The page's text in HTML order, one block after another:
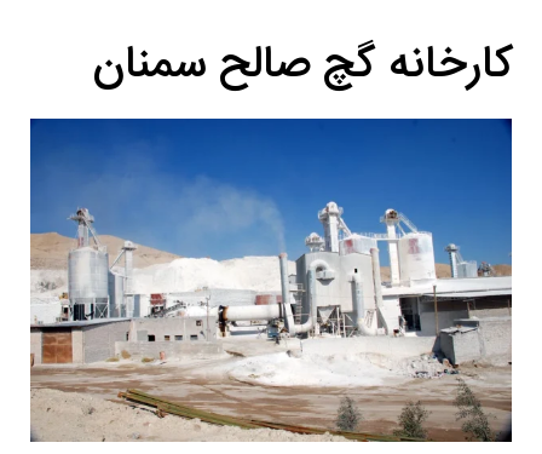
کارخانه گچ صالح سمنان